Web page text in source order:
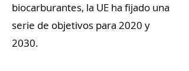
biocarburantes, la UE ha fijado una
serie de objetivos para 2020 y
2030.